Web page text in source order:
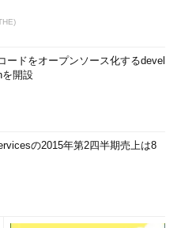
ツール「クイックアシスト」
？――同じPCなのに名前がコロ
の秘密
バージョン22H2）の「限られ
ードをオープンソース化するdevel
を開設
の2015年第2四半期売上は8